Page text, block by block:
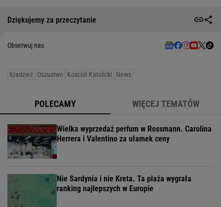
Dziękujemy za przeczytanie
Obserwuj nas
Kradzież Oszustwo Kościół Katolicki News
POLECAMY WIĘCEJ TEMATÓW
Wielka wyprzedaż perfum w Rossmann. Carolina
Herrera i Valentino za ułamek ceny
Nie Sardynia i nie Kreta. Ta plaża wygrała
ranking najlepszych w Europie